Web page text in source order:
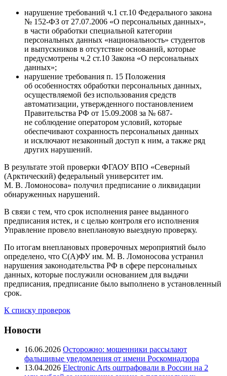
нарушение требований ч.1 ст.10 Федерального закона
№ 152-ФЗ от 27.07.2006 «О персональных данных»,
в части обработки специальной категории
персональных данных «национальность» студентов
и выпускников в отсутствие оснований, которые
предусмотрены ч.2 ст.10 Закона «О персональных
данных»;
нарушение требования п. 15 Положения
об особенностях обработки персональных данных,
осуществляемой без использования средств
автоматизации, утвержденного постановлением
Правительства РФ от 15.09.2008 за № 687-
не соблюдение оператором условий, которые
обеспечивают сохранность персональных данных
и исключают незаконный доступ к ним, а также ряд
других нарушений.
В результате этой проверки ФГАОУ ВПО «Северный
(Арктический) федеральный университет им.
М. В. Ломоносова» получил предписание о ликвидации
обнаруженных нарушений.
В связи с тем, что срок исполнения ранее выданного
предписания истек, и с целью контроля его исполнения
Управление провело внеплановую выездную проверку.
По итогам внеплановых проверочных мероприятий было
определено, что С(А)ФУ им. М. В. Ломоносова устранил
нарушения законодательства РФ в сфере персональных
данных, которые послужили основанием для выдачи
предписания, предписание было выполнено в установленный
срок.
К списку проверок
Новости
16.06.2026 Осторожно: мошенники рассылают
фальшивые уведомления от имени Роскомнадзора
13.04.2026 Electronic Arts оштрафовали в России на 2